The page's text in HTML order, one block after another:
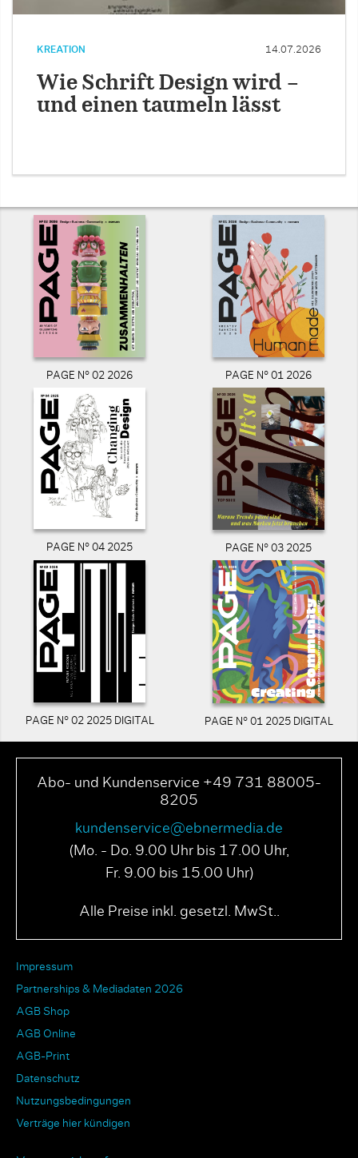
KREATION 14.07.2026
Wie Schrift Design wird –
und einen taumeln lässt
PAGE N° 02 2026 PAGE N° 01 2026
PAGE N° 04 2025 PAGE N° 03 2025
PAGE N° 02 2025 DIGITAL PAGE N° 01 2025 DIGITAL
Abo- und Kundenservice +49 731 88005-
8205
kundenservice@ebnermedia.de
(Mo. - Do. 9.00 Uhr bis 17.00 Uhr,
Fr. 9.00 bis 15.00 Uhr)
Alle Preise inkl. gesetzl. MwSt..
Impressum
Partnerships & Mediadaten 2026
AGB Shop
AGB Online
AGB-Print
Datenschutz
Nutzungsbedingungen
Verträge hier kündigen